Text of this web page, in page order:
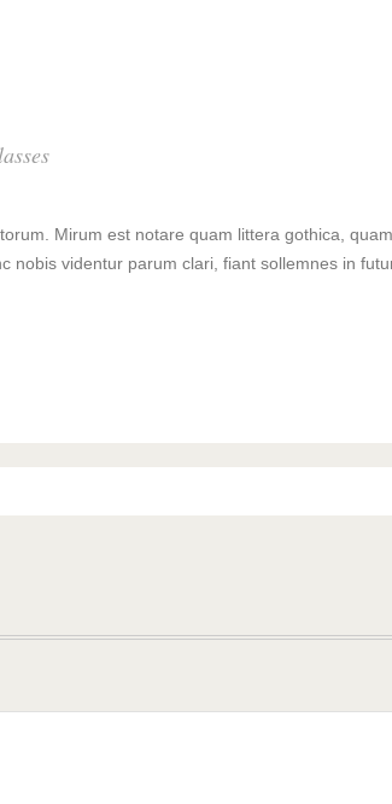
Mirum est notare quam littera gothica,
videntur parum clari, fiant sollemnes in